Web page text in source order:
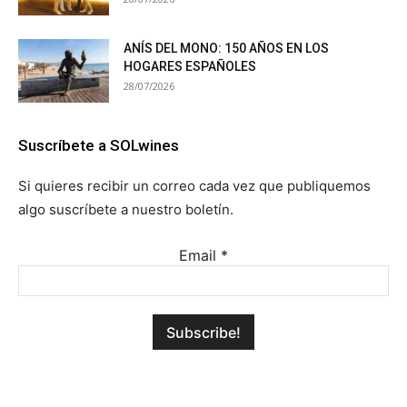
ANÍS DEL MONO: 150 AÑOS EN LOS
HOGARES ESPAÑOLES
28/07/2026
Suscríbete a SOLwines
Si quieres recibir un correo cada vez que publiquemos
algo suscríbete a nuestro boletín.
Email *